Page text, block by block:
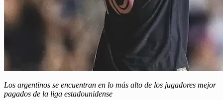
Los argentinos se encuentran en lo más alto de los jugadores mejor
pagados de la liga estadounidense